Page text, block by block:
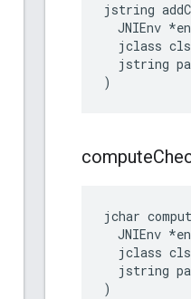
jstring
JNIEnv
jclass
jstring
)
compute
jchar
JNIEnv
jclass
jstring
)